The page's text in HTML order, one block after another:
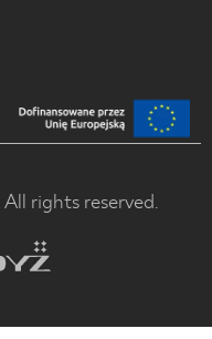
rights reserved.